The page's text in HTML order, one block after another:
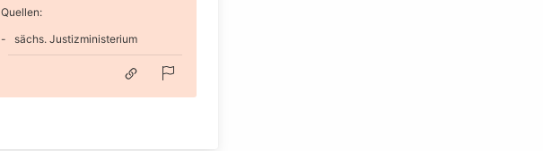
Quellen:
sächs. Justizministerium